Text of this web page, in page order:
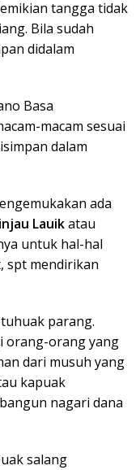
tangga tidak
Bila sudah
didalam
Basa
macam sesuai
dalam
ada
Lauikatau
untuk hal-hal
spt mendirikan
parang.
orang-orang yang
dari musuh yang
kapuak
nagari dana
salang